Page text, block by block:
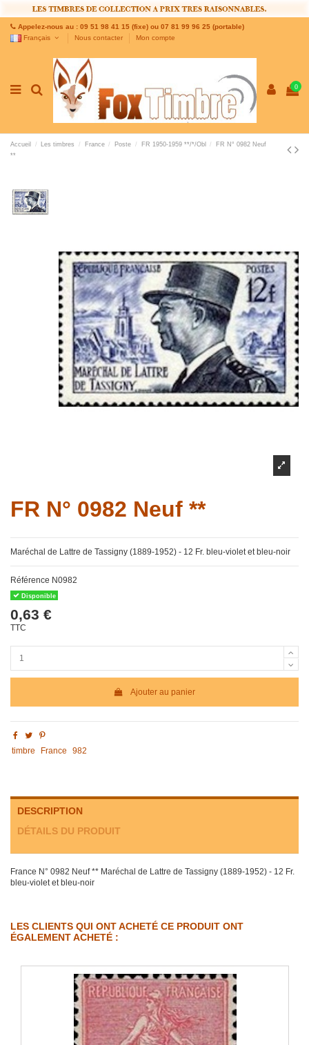
Appelez-nous au : 09 51 98 41 15 (fixe) ou 07 81 99 96 25 (portable)
Français
Nous contacter Mon compte
0
Accueil Les timbres France Poste FR 1950-1959 **/*/Obl
FR N° 0982 Neuf
**
FR N° 0982 Neuf **
Maréchal de Lattre de Tassigny (1889-1952) - 12 Fr. bleu-violet et bleu-noir
Référence N0982
Disponible
0,63 €
TTC
Ajouter au panier
timbre France 982
DESCRIPTION
DÉTAILS DU PRODUIT
France N° 0982 Neuf ** Maréchal de Lattre de Tassigny (1889-1952) - 12 Fr.
bleu-violet et bleu-noir
LES CLIENTS QUI ONT ACHETÉ CE PRODUIT ONT
ÉGALEMENT ACHETÉ :